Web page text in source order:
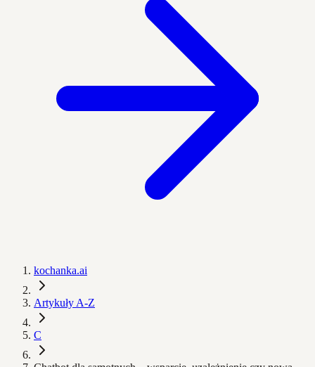
kochanka.ai
Artykuły A-Z
C